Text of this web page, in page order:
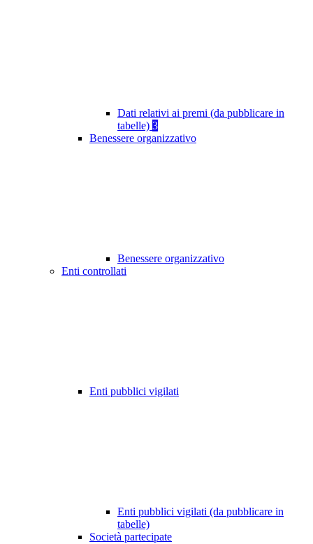
Dati relativi ai premi (da pubblicare in
tabelle) 3
Benessere organizzativo
Benessere organizzativo
Enti controllati
Enti pubblici vigilati
Enti pubblici vigilati (da pubblicare in
tabelle)
Società partecipate